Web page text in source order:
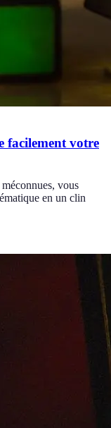
facilement votre
vous
en un clin